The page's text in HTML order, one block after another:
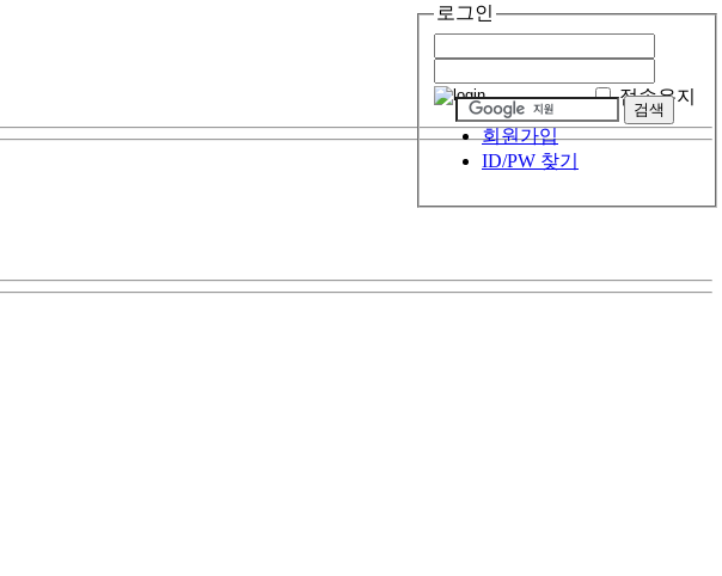
로그인
접속유지
회원가입
ID/PW 찾기